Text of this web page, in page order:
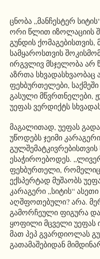
ცნობა „მანჩესტერ
ორი წლით იზოლაციის
გუნდის
სამყაროსთვის
ირგვლივ მსჯელობა არ
აზრთა სხვადასხვაობაც
ფეხბურთელები, საქმეში
გასული მწვრთნელები,
უეფას ვერდიქტს
მაგალითად, უეფას
უწოდებს ჯეიმი
ესაჭიროებოდეს.
ფეხბურთელი, რომელიც
ექსპერტად მუშაობს
კარაგერი „სიტის“
აღშფოთებული? არა.
გამორჩეული ფიგურა და
ყოფილი მცველი უეფას
მათ პეპ გვარდიოლას
გათამაშებიდან